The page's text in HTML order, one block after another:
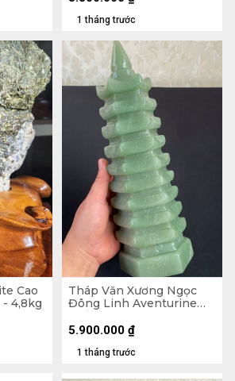
1 tháng trước
Cao
4,8kg
Tháp Văn Xương Ngọc
Đông Linh Aventurine
Ngang 10,3 x Dày 9 (cm)
1 tháng trước
5.900.000 ₫